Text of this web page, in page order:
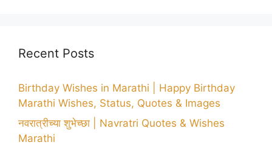
Recent Posts
Birthday Wishes in Marathi | Happy Birthday
Marathi Wishes, Status, Quotes & Images
नवरात्रीच्या शुभेच्छा | Navratri Quotes & Wishes
Marathi